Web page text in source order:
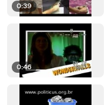
0:39
0:46